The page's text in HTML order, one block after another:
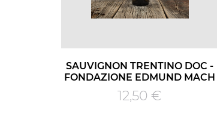
SAUVIGNON TRENTINO DOC -
FONDAZIONE EDMUND MACH
Prezzo
12,50 €